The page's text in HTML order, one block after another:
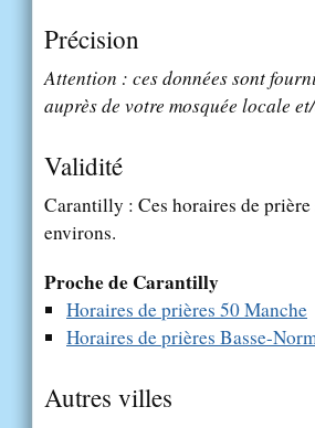
Précision
Attention : ces données sont
auprès de votre mosquée locale
Validité
Carantilly : Ces horaires de
environs.
Proche de Carantilly
Horaires de prières 50 Manche
Horaires de prières Basse-
Autres villes